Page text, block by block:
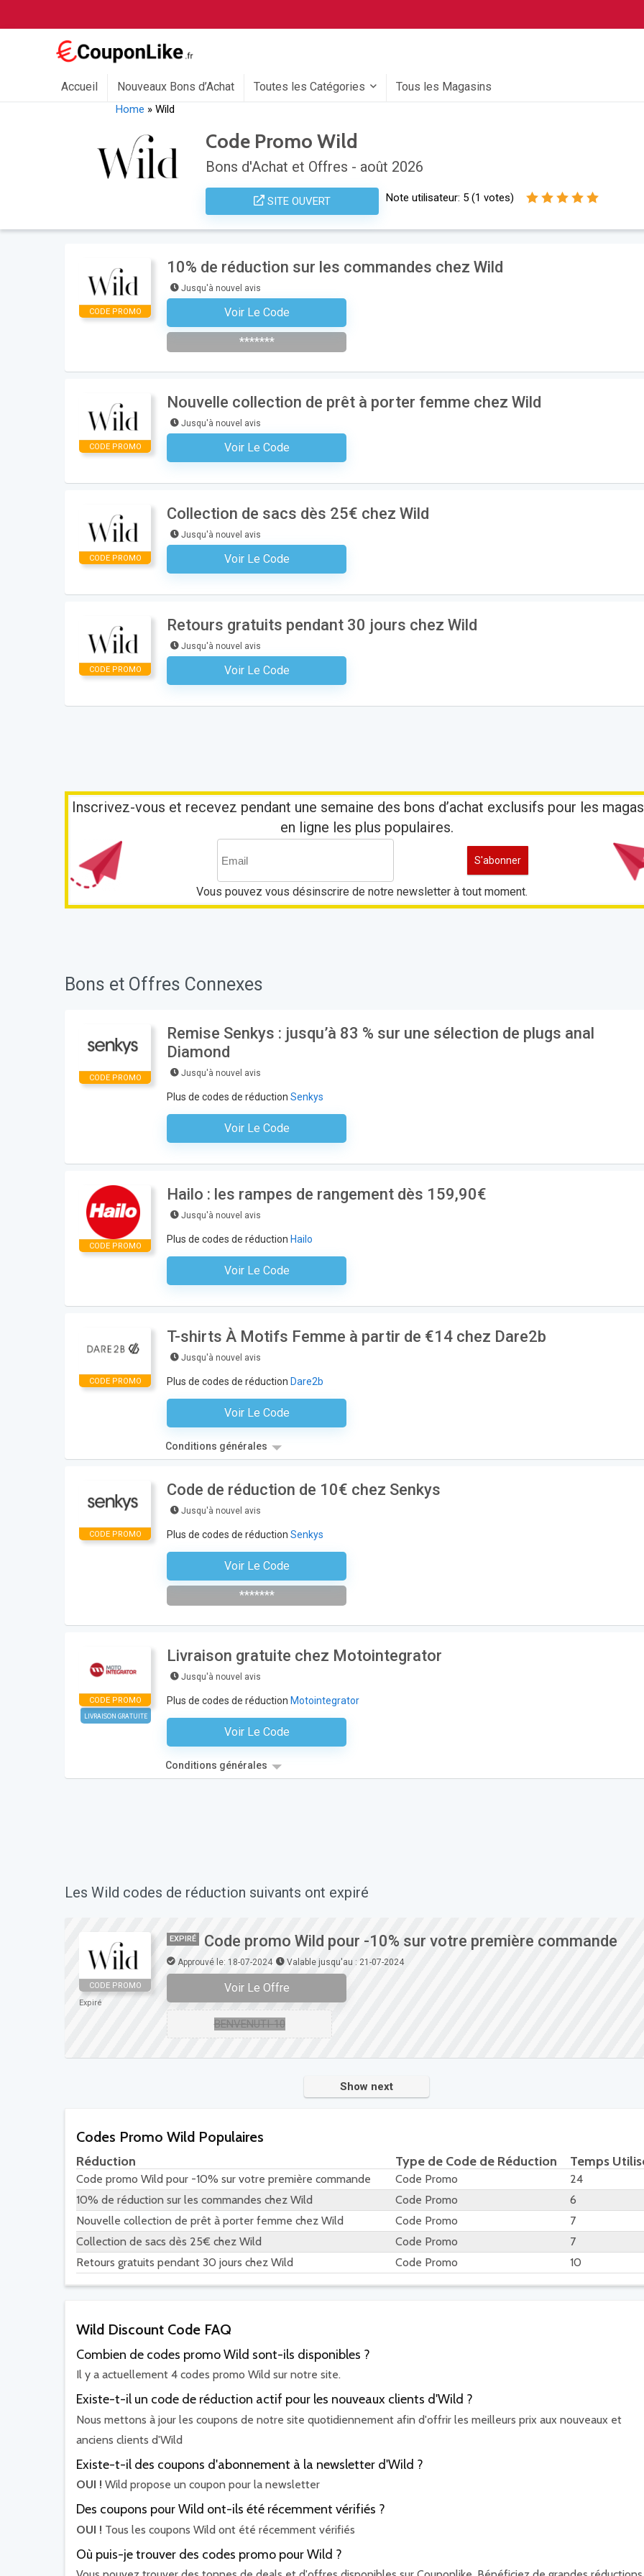
Accueil Nouveaux Bons d’Achat Toutes les Catégories Tous les Magasins
Home »Wild
Code Promo Wild
Bons d'Achat et Offres - août 2026
SITE OUVERT Note utilisateur: 5 (1 votes)
CODE PROMO
10% de réduction sur les commandes chez Wild
Jusqu'à nouvel avis
Voir Le Code
S'abonner À La Newsletter
*******
CODE PROMO
Nouvelle collection de prêt à porter femme chez Wild
Jusqu'à nouvel avis
Voir Le Code
Aucun Code N'est Nécessaire
CODE PROMO
Collection de sacs dès 25€ chez Wild
Jusqu'à nouvel avis
Voir Le Code
Aucun Code N'est Nécessaire
CODE PROMO
Retours gratuits pendant 30 jours chez Wild
Jusqu'à nouvel avis
Voir Le Code
Aucun Code N'est Nécessaire
Inscrivez-vous et recevez pendant une semaine des bons d’achat exclusifs pour les
en ligne les plus populaires.
Vous pouvez vous désinscrire de notre newsletter à tout moment.
Bons et Offres Connexes
CODE PROMO
Remise Senkys : jusqu’à 83 % sur une sélection de plugs anal
Diamond
Jusqu'à nouvel avis
Plus de codes de réduction Senkys
Voir Le Code
Aucun Code N'est Nécessaire
CODE PROMO
Hailo : les rampes de rangement dès 159,90€
Jusqu'à nouvel avis
Plus de codes de réduction Hailo
Voir Le Code
Aucun Code N'est Nécessaire
CODE PROMO
T-shirts À Motifs Femme à partir de €14 chez Dare2b
Jusqu'à nouvel avis
Plus de codes de réduction Dare2b
Voir Le Code
Aucun Code N'est Nécessaire
Conditions générales
CODE PROMO
Code de réduction de 10€ chez Senkys
Jusqu'à nouvel avis
Plus de codes de réduction Senkys
Voir Le Code
Abonnez-Vous À La Newsletter
*******
CODE PROMO
LIVRAISON GRATUITE
Livraison gratuite chez Motointegrator
Jusqu'à nouvel avis
Plus de codes de réduction Motointegrator
Voir Le Code
Aucun Code N'est Nécessaire
Conditions générales
Les Wild codes de réduction suivants ont expiré
CODE PROMO
Expiré
EXPIRÉ Code promo Wild pour -10% sur votre première commande
Approuvé le: 18-07-2024 Valable jusqu'au : 21-07-2024
Voir Le Offre
BENVENUTI-10
Show next
Codes Promo Wild Populaires
Réduction Type de Code de Réduction Temps
Code promo Wild pour -10% sur votre première commande Code Promo
24
10% de réduction sur les commandes chez Wild
Code Promo
6
Nouvelle collection de prêt à porter femme chez Wild
Code Promo
7
Collection de sacs dès 25€ chez Wild
Code Promo
7
Retours gratuits pendant 30 jours chez Wild
Code Promo 10
Wild Discount Code FAQ
Combien de codes promo Wild sont-ils disponibles ?
Il y a actuellement 4 codes promo Wild sur notre site.
Existe-t-il un code de réduction actif pour les nouveaux clients d'Wild ?
Nous mettons à jour les coupons de notre site quotidiennement afin d'offrir les meilleurs prix aux nouveaux et
anciens clients d'Wild
Existe-t-il des coupons d'abonnement à la newsletter d'Wild ?
OUI ! Wild propose un coupon pour la newsletter
Des coupons pour Wild ont-ils été récemment vérifiés ?
OUI ! Tous les coupons Wild ont été récemment vérifiés
Où puis-je trouver des codes promo pour Wild ?